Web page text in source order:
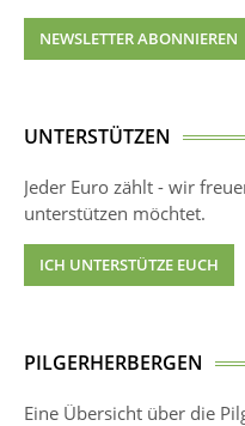
NEWSLETTER ABONNIEREN
UNTERSTÜTZEN
Jeder Euro zählt - wir
unterstützen möchtet.
ICH UNTERSTÜTZE EUCH
PILGERHERBERGEN
Eine Übersicht über die